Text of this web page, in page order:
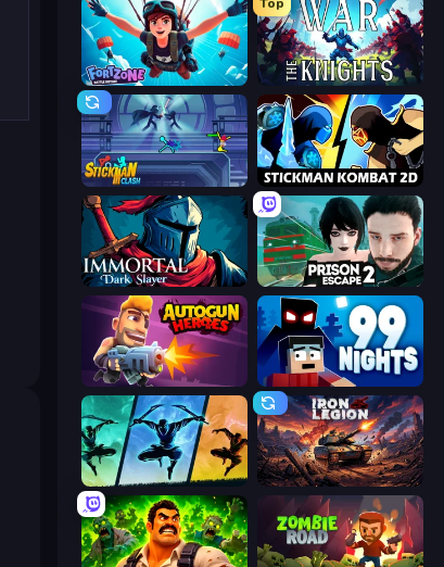
Fortzone Battle Royale War the Knights
Stickman Clash Stickman Kombat 2D
Immortal: Dark Slayer Prison Escape 2
Autogun Heroes 99 Nights (Bloxd.io)
Shadow Ninja Revenge Iron Legion